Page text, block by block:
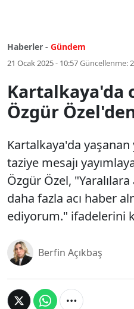
Haberler - Gündem
21 Ocak 2025 - 10:57Güncellenme:
Kartalkaya'da
Özgür
Kartalkaya'da yaşanan
taziye mesajı
Özgür Özel,
daha fazla acı haber
ediyorum." ifadelerini
Berfin Açıkbaş